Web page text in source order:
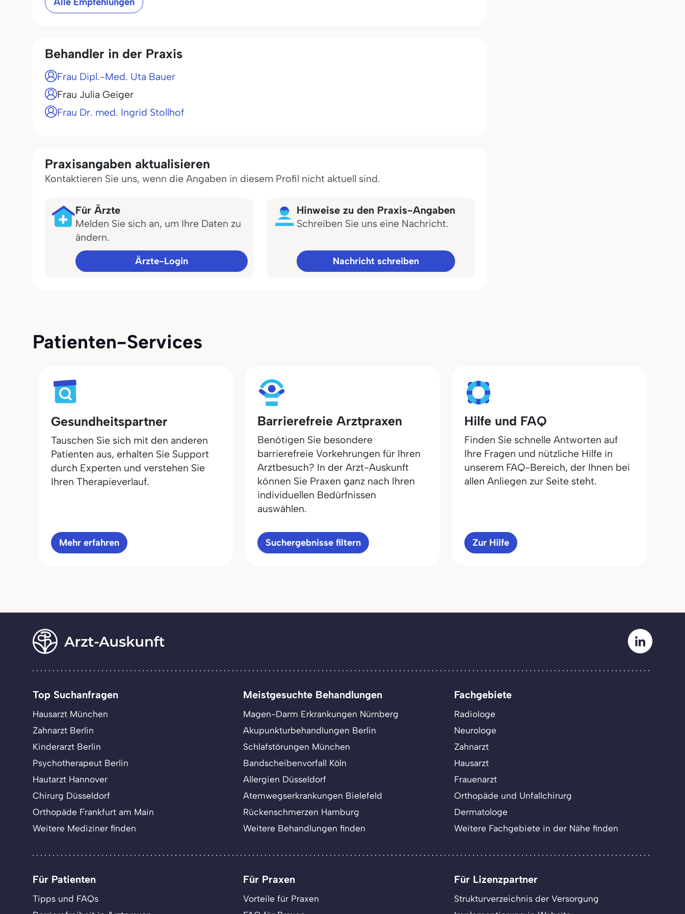
Behandler in der Praxis
Frau Dipl.-Med. Uta Bauer
Frau Julia Geiger
Frau Dr. med. Ingrid Stollhof
Praxisangaben aktualisieren
Kontaktieren Sie uns, wenn die Angaben in diesem Profil nicht aktuell sind.
Für Ärzte
Melden Sie sich an, um Ihre Daten zu
ändern.
Ärzte-Login
Hinweise zu den Praxis-Angaben
Schreiben Sie uns eine Nachricht.
Nachricht schreiben
Patienten-Services
Gesundheitspartner
Tauschen Sie sich mit den anderen
Patienten aus, erhalten Sie Support
durch Experten und verstehen Sie
Ihren Therapieverlauf.
Mehr erfahren
Barrierefreie Arztpraxen
Benötigen Sie besondere
barrierefreie Vorkehrungen für Ihren
Arztbesuch? In der Arzt-Auskunft
können Sie Praxen ganz nach Ihren
individuellen Bedürfnissen
auswählen.
Suchergebnisse filtern
Hilfe und FAQ
Finden Sie schnelle Antworten auf
Ihre Fragen und nützliche Hilfe in
unserem FAQ-Bereich, der Ihnen bei
allen Anliegen zur Seite steht.
Zur Hilfe
Top Suchanfragen
Hausarzt München
Zahnarzt Berlin
Kinderarzt Berlin
Psychotherapeut Berlin
Hautarzt Hannover
Chirurg Düsseldorf
Orthopäde Frankfurt am Main
Weitere Mediziner finden
Meistgesuchte Behandlungen
Magen-Darm Erkrankungen Nürnberg
Akupunkturbehandlungen Berlin
Schlafstörungen München
Bandscheibenvorfall Köln
Allergien Düsseldorf
Atemwegserkrankungen Bielefeld
Rückenschmerzen Hamburg
Weitere Behandlungen finden
Fachgebiete
Radiologe
Neurologe
Zahnarzt
Hausarzt
Frauenarzt
Orthopäde und Unfallchirurg
Dermatologe
Weitere Fachgebiete in der Nähe finden
Für Patienten
Tipps und FAQs
Für Praxen
Vorteile für Praxen
Für Lizenzpartner
Strukturverzeichnis der Versorgung